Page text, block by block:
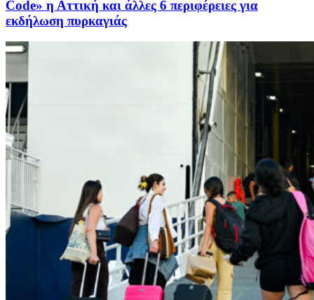
Code» η Αττική και άλλες 6 περιφέρειες για
εκδήλωση πυρκαγιάς